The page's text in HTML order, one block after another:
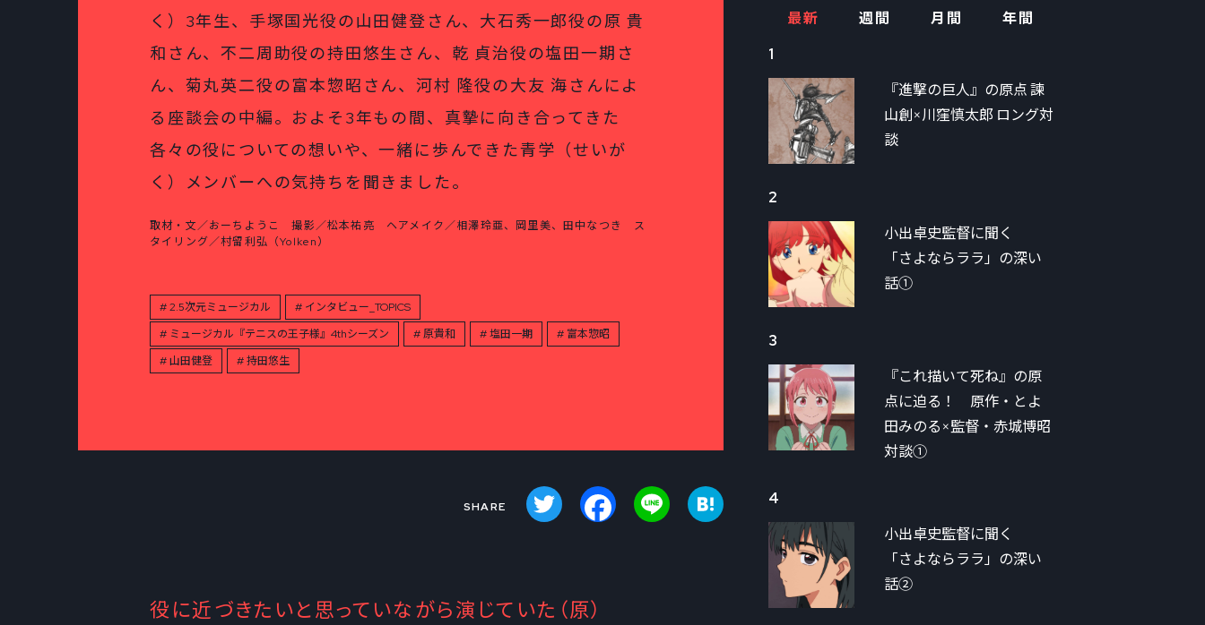
く）3年生、手塚国光役の山田健登さん、大石秀一郎役の原 貴
和さん、不二周助役の持田悠生さん、乾 貞治役の塩田一期さ
ん、菊丸英二役の富本惣昭さん、河村 隆役の大友 海さんによ
る座談会の中編。およそ3年もの間、真摯に向き合ってきた
各々の役についての想いや、一緒に歩んできた青学（せいが
く）メンバーへの気持ちを聞きました。
取材・文／おーちようこ 撮影／松本祐亮 ヘアメイク／相澤玲亜、岡里美、田中なつき ス
タイリング／村留利弘（Yolken）
2.5次元ミュージカル
インタビュー_TOPICS
ミュージカル『テニスの王子様』4thシーズン
原貴和 塩田一期
富本惣昭
山田健登
持田悠生
Twitter Facebook Line
役に近づきたいと思っていながら演じていた（原）
最新 週間 月間
年間
1
『進撃の巨人』の原点 諫
山創×川窪慎太郎 ロング対
談
2
小出卓史監督に聞く
「さよならララ」の深い
話①
3
『これ描いて死ね』の原
点に迫る！ 原作・とよ
田みのる×監督・赤城博昭
対談①
4
小出卓史監督に聞く
「さよならララ」の深い
話②